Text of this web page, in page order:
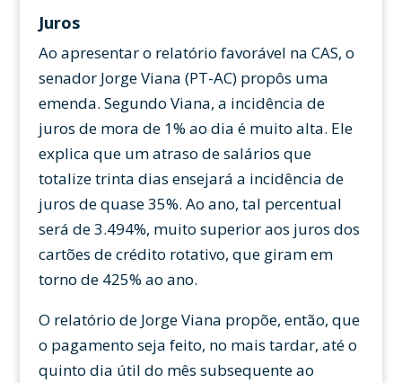
Juros
Ao apresentar o relatório favorável na CAS, o
senador Jorge Viana (PT-AC) propôs uma
emenda. Segundo Viana, a incidência de
juros de mora de 1% ao dia é muito alta. Ele
explica que um atraso de salários que
totalize trinta dias ensejará a incidência de
juros de quase 35%. Ao ano, tal percentual
será de 3.494%, muito superior aos juros dos
cartões de crédito rotativo, que giram em
torno de 425% ao ano.
O relatório de Jorge Viana propõe, então, que
o pagamento seja feito, no mais tardar, até o
quinto dia útil do mês subsequente ao